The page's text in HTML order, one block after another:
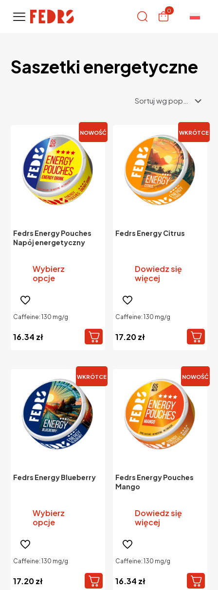
0
Saszetki energetyczne
NOWOŚĆ
Fedrs Energy Pouches
Napój energetyczny
Wybierz
opcje
Ten
produkt
ma
wariantów.
produktu
Caffeine: 130 mg/g
16.34 zł
WKRÓTCE
Fedrs Energy Citrus
Dowiedz się
więcej
Caffeine: 130 mg/g
17.20zł
WKRÓTCE
Fedrs Energy Blueberry
Wybierz
opcje
Ten
produkt
ma
wariantów.
Caffeine: 130 mg/g
17.20zł
NOWOŚĆ
Fedrs Energy Pouches
Mango
Dowiedz się
więcej
Caffeine: 130 mg/g
16.34 zł